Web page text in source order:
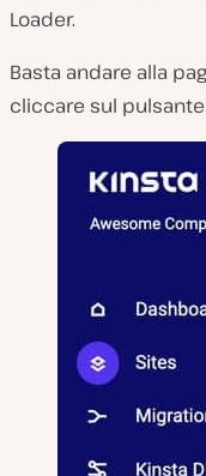
Loader.
Basta andare alla
cliccare sul pulsante